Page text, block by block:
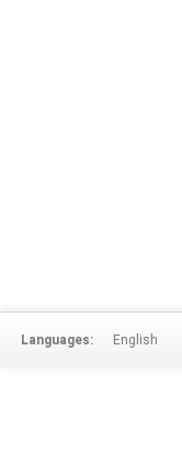
Languages: English